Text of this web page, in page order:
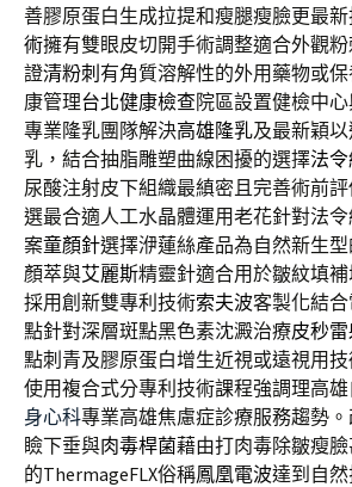
善膠原蛋白生成拉提和瘦腿瘦臉更最
術擁有雙眼皮切開手術調整適合外觀
證清粉刺 有角質溶解性的外用藥物或
康管理台北健康檢查院區設置健檢中
專業隆乳團隊解決高雄隆乳及最新穎
乳，結合抽脂雕塑曲線困擾的選擇法
尿酸注射皮下組織最縝密且完善術前
選最合適人工水晶體運用老花針對法
案童顏針選擇洢蓮絲產品為自然新生
顏萃與艾麗斯精靈針適合用於皺紋填
採用創新雙專利技術索夫波客製化結
點針對深層斑點黑色素沈澱治療皮秒
點刺青及膠原蛋白增生近視或遠視用
使用複合式分專利技術課程強調理高
身心科專業高雄焦慮症診療服務趨勢
瞼下垂與肉毒桿菌藉由打肉毒除皺瘦
的ThermageFLX俗稱鳳凰電波達到自